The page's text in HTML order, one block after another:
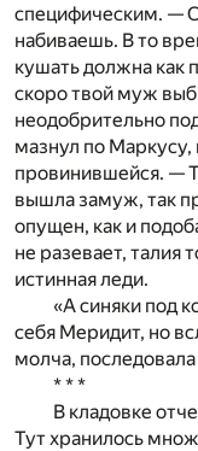
специфическим. —
набиваешь. В то
кушать должна как
скоро твой муж
неодобрительно
мазнул по Маркусу,
провинившейся. —
вышла замуж, так
опущен, как и
не разевает, талия
истинная леди.
«А синяки под
себя Меридит, но
молча, последовала
* * *
В кладовке
Тут хранилось